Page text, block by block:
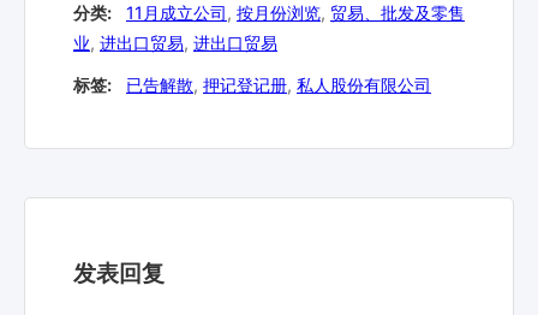
分类: 11月成立公司, 按月份浏览, 贸易、批发及零售
业, 进出口贸易, 进出口贸易
标签: 已告解散, 押记登记册, 私人股份有限公司
发表回复